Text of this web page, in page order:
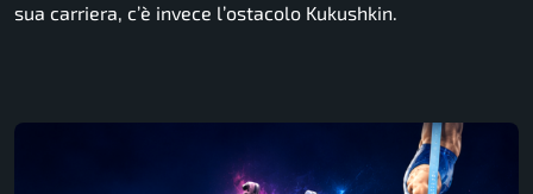
sua carriera, c’è invece l’ostacolo Kukushkin.